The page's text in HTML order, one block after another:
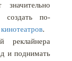
значительно
создать по-
.
реклайнера
и поднимать